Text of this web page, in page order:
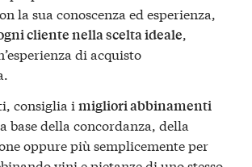
la sua conoscenza ed esperienza,
cliente nella scelta ideale,
di acquisto
consiglia imigliori abbinamenti
base della concordanza, della
oppure più semplicemente per